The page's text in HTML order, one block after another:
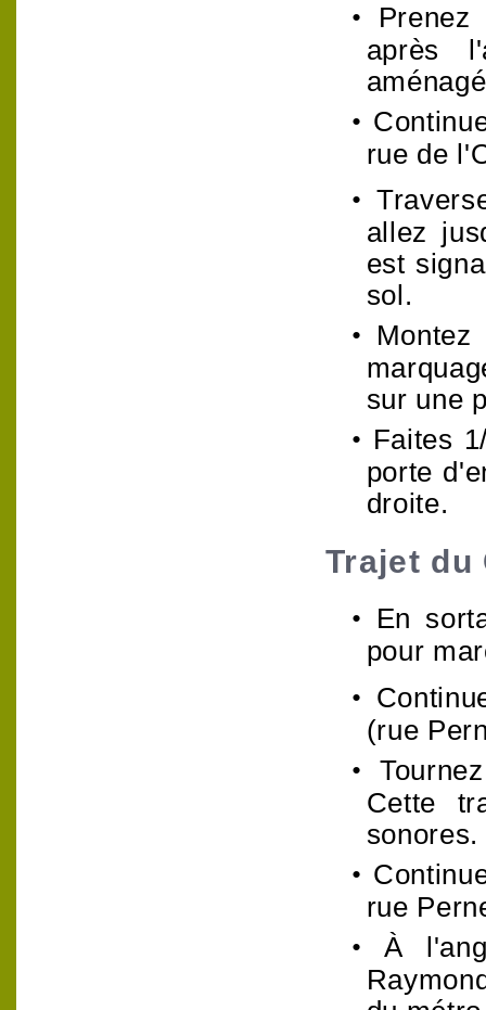
•
après
•
rue de
•
allez
est
sol.
•
sur une
• Faites
porte
droite.
Trajet du
•
En
pour
•
(rue
•
Cette
sonores.
•
rue
•
À